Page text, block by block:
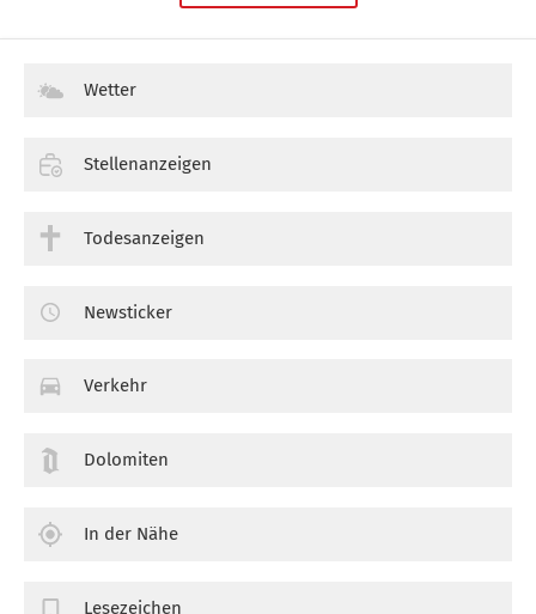
Wetter
Stellenanzeigen
Todesanzeigen
Newsticker
Verkehr
Dolomiten
In der Nähe
Lesezeichen